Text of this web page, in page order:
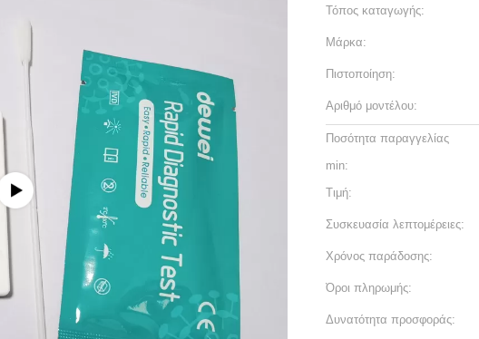
Τόπος καταγωγής:
Μάρκα:
Πιστοποίηση:
Αριθμό μοντέλου:
Ποσότητα παραγγελίας
min:
Τιμή:
Συσκευασία λεπτομέρειες:
Χρόνος παράδοσης:
Όροι πληρωμής:
Δυνατότητα προσφοράς: